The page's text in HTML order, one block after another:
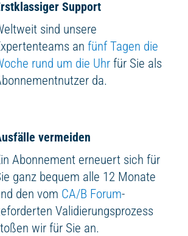
Support
sind unsere
an fünf Tagen die
rund um die Uhr für Sie als
da.
vermeiden
Abonnement erneuert sich für
ganz bequem alle 12 Monate
den vom CA/B Forum-
Validierungsprozess
wir für Sie an.